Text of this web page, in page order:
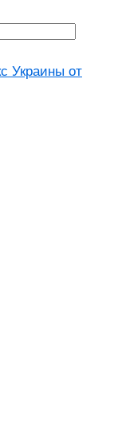
Украины от